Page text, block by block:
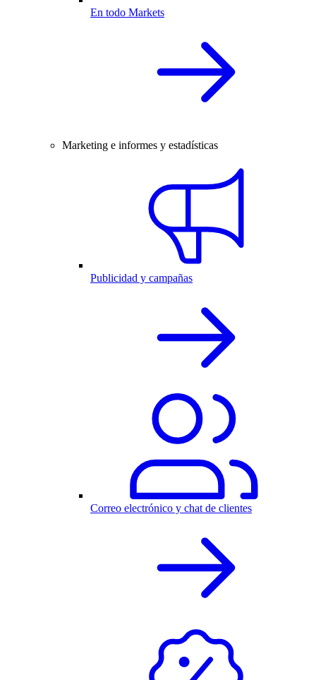
En todo Markets
Marketing e informes y estadísticas
Publicidad y campañas
Correo electrónico y chat de clientes